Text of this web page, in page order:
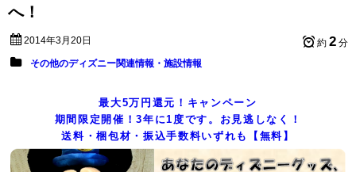
へ！
2014年3月20日 約 2 分
その他のディズニー関連情報・施設情報
最大5万円還元！キャンペーン
期間限定開催！3年に1度です。お見逃しなく！
送料・梱包材・振込手数料いずれも【無料】